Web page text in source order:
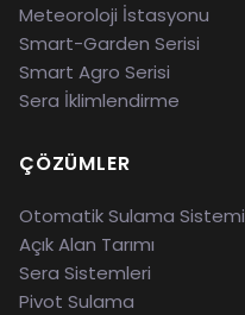
Meteoroloji İstasyonu
Smart-Garden Serisi
Smart Agro Serisi
Sera İklimlendirme
ÇÖZÜMLER
Otomatik Sulama Sistemi
Açık Alan Tarımı
Sera Sistemleri
Pivot Sulama